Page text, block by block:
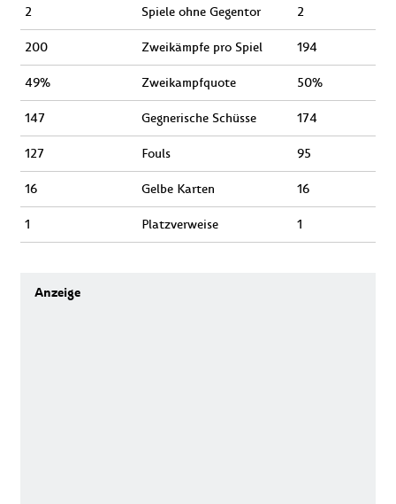
2 Spiele ohne Gegentor 2
200 Zweikämpfe pro Spiel 194
49% Zweikampfquote 50%
147 Gegnerische Schüsse 174
127 Fouls 95
16 Gelbe Karten 16
1 Platzverweise 1